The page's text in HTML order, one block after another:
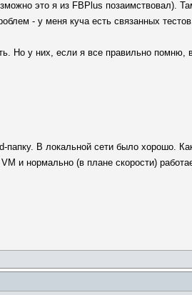
это я из FBPlus позаимствовал).
- у меня куча есть связанных
Но у них, если я все правильно
В локальной сети было хорошо.
и нормально (в плане скорости)